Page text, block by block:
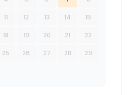
11 12 13 14 15
18 19 20 21 22
25 26 27 28 29